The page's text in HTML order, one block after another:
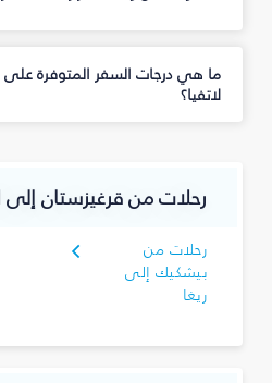
ما هي درجات السفر المتوفرة على
لاتفيا؟
رحلات من قرغيزستان إلى
رحلات من
بيشكيك إلى
ريغا